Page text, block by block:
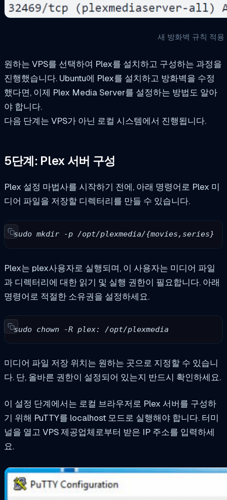
새 방화벽 규칙 적용
원하는 VPS를 선택하여 Plex를 설치하고 구성하는 과정을
진행했습니다. Ubuntu에 Plex를 설치하고 방화벽을 수정
했다면, 이제 Plex Media Server를 설정하는 방법도 알아
야 합니다.
다음 단계는 VPS가 아닌 로컬 시스템에서 진행됩니다.
5단계: Plex 서버 구성
Plex 설정 마법사를 시작하기 전에, 아래 명령어로 Plex 미
디어 파일을 저장할 디렉터리를 만들 수 있습니다.
sudo mkdir -p /opt/plexmedia/{movies,series}
Plex는 plex사용자로 실행되며, 이 사용자는 미디어 파일
과 디렉터리에 대한 읽기 및 실행 권한이 필요합니다. 아래
명령어로 적절한 소유권을 설정하세요.
sudo chown -R plex: /opt/plexmedia
미디어 파일 저장 위치는 원하는 곳으로 지정할 수 있습니
다. 단, 올바른 권한이 설정되어 있는지 반드시 확인하세요.
이 설정 단계에서는 로컬 브라우저로 Plex 서버를 구성하
기 위해 PuTTY를 localhost 모드로 실행해야 합니다. 터미
널을 열고 VPS 제공업체로부터 받은 IP 주소를 입력하세
요.